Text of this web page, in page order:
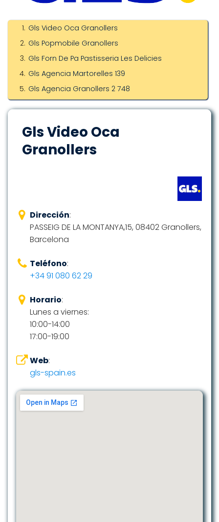
Gls Video Oca Granollers
Gls Popmobile Granollers
Gls Forn De Pa Pastisseria Les Delicies
Gls Agencia Martorelles 139
Gls Agencia Granollers 2 748
Gls Video Oca
Granollers
Dirección:
PASSEIG DE LA MONTANYA,15, 08402 Granollers,
Barcelona
Teléfono:
+34 91 080 62 29
Horario:
Lunes a viernes:
10:00-14:00
17:00-19:00
Web:
gls-spain.es